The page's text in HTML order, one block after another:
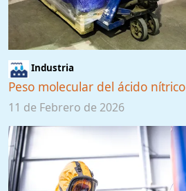
Industria
Peso molecular del ácido nítrico
11 de Febrero de 2026